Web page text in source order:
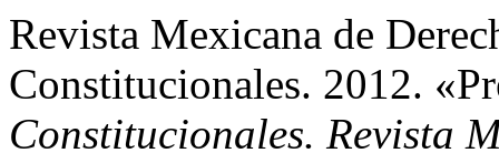
Revista Mexicana de
Constitucionales. 2012.
Constitucionales. Revista